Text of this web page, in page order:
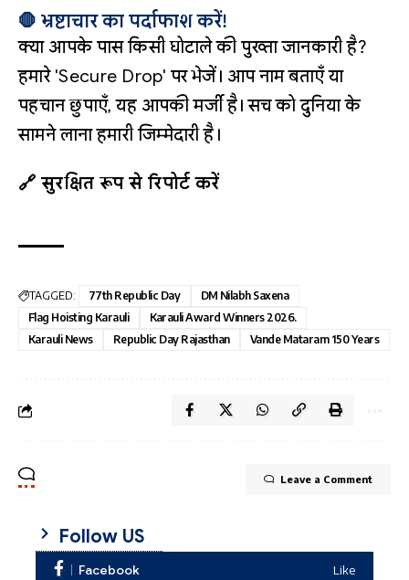
🛑 भ्रष्टाचार का पर्दाफाश करें!
क्या आपके पास किसी घोटाले की पुख्ता जानकारी है?
हमारे 'Secure Drop' पर भेजें। आप नाम बताएँ या
पहचान छुपाएँ, यह आपकी मर्जी है। सच को दुनिया के
सामने लाना हमारी जिम्मेदारी है।
🔗 सुरक्षित रूप से रिपोर्ट करें
TAGGED: 77th Republic Day
DM Nilabh Saxena
Flag Hoisting Karauli
Karauli Award Winners 2026.
Karauli News
Republic Day Rajasthan Vande Mataram 150 Years
Leave a Comment
Follow US
Facebook Like